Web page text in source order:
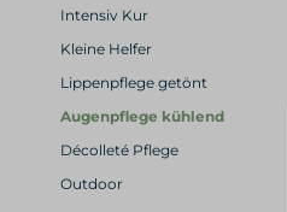
Intensiv Kur
Kleine Helfer
Lippenpflege getönt
Augenpflege kühlend
Décolleté Pflege
Outdoor